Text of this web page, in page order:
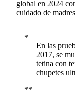
global en 2024
cuidado de
En las
2017, se
tetina con
chupetes